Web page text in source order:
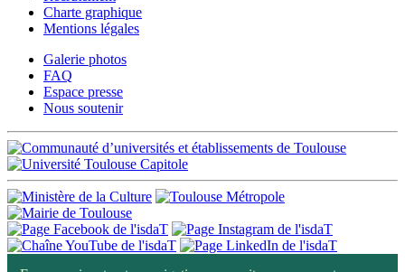
Charte graphique
Mentions légales
Galerie photos
FAQ
Espace presse
Nous soutenir